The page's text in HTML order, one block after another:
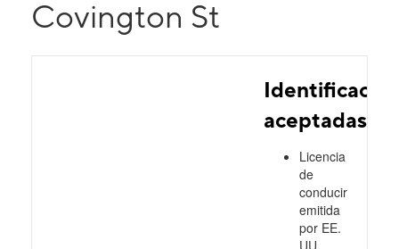
Covington St
aceptadas
Licencia
de
conducir
emitida
por EE.
UU.